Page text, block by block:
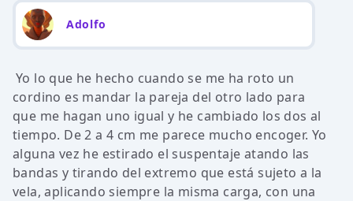
Adolfo
Yo lo que he hecho cuando se me ha roto un
cordino es mandar la pareja del otro lado para
que me hagan uno igual y he cambiado los dos al
tiempo. De 2 a 4 cm me parece mucho encoger. Yo
alguna vez he estirado el suspentaje atando las
bandas y tirando del extremo que está sujeto a la
vela, aplicando siempre la misma carga, con una